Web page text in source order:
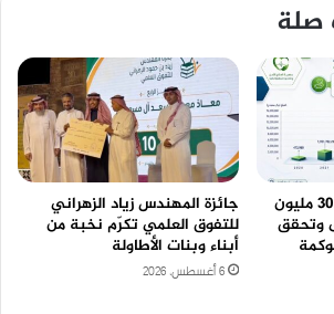
صلة
“العلاج الآمن” تنفق 30.6 مليون
وتحقق
جائزة المهندس زياد الزهراني
للتفوق العلمي تكرّم نخبة من
أبناء وبنات الأطاولة
6 أغسطس، 2026